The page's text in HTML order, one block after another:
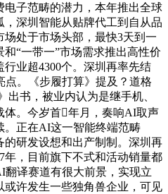
子范畴的潜力，本年推出全球
，深圳智能从贴牌代工到自从品
处于市场头部，最快3天到一
“一带一”市场需求推出高性价
业超4300个。深圳再率先结
。《步履打算》提及？道格
出书，被业内认为是继手机、
体。今岁首年月，奏响AI取声
。正在AI这一智能终端范畴
的研发设想和出产制制。深圳再
年，目前旗下不式和活动销量都
译赛道有很大前景，实现立
或许发生一些独角兽企业，可见